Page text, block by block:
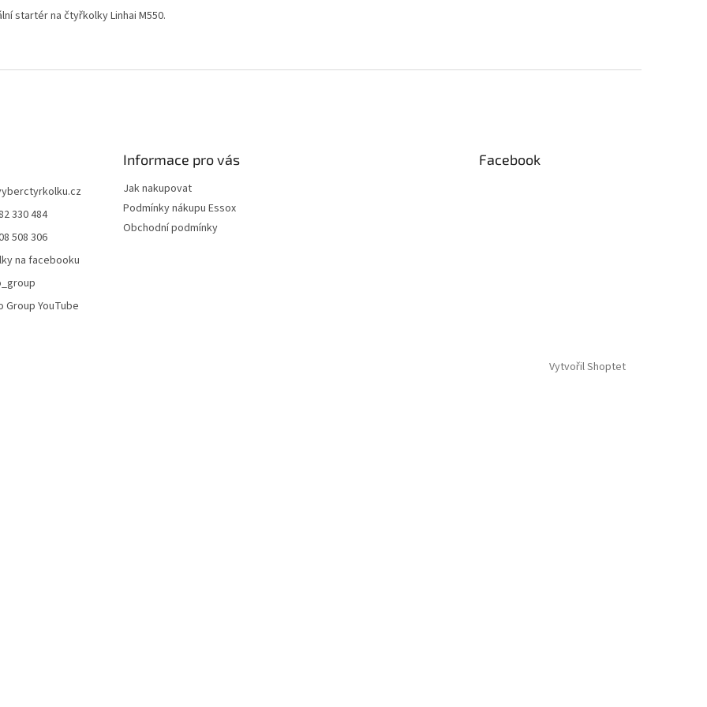
startér na čtyřkolky Linhai M550.
v
330 484
508 306
na facebooku
Group YouTube
Informace pro vás
Jak nakupovat
Podmínky nákupu Essox
Obchodní podmínky
Facebook
Vytvořil Shoptet